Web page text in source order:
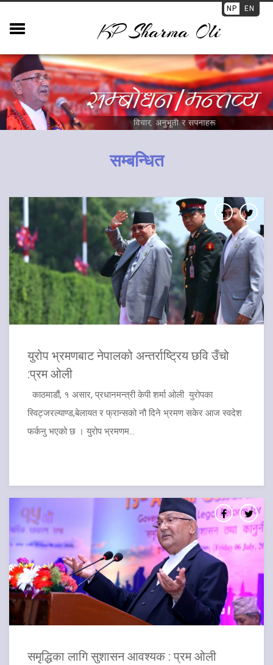
NP EN
KP Sharma Oli
सम्बन्धित
युरोप भ्रमणबाट नेपालको अन्तर्राष्ट्रिय छवि उँचो
:प्रम ओली
काठमाडौं, १ असार, प्रधानमन्त्री केपी शर्मा ओली युरोपका
स्विट्जरल्याण्ड,बेलायत र फ्रान्सको नौ दिने भ्रमण सकेर आज स्वदेश
फर्कनु भएको छ । युरोप भ्रमणम...
समृद्धिका लागि सुशासन आवश्यक : प्रम ओली